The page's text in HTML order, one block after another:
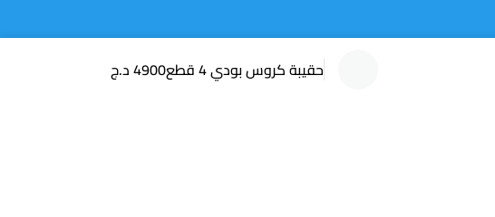
حقيبة كروس بودي 4 قطع 4900د.ج